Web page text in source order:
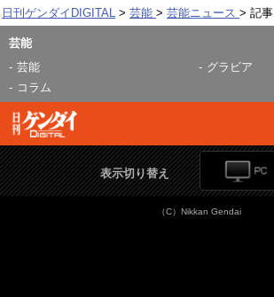
日刊ゲンダイDIGITAL 芸能 芸能ニュース 記事
芸能
芸能
グラビア
コラム
表示切り替え
（C）Nikkan Gendai